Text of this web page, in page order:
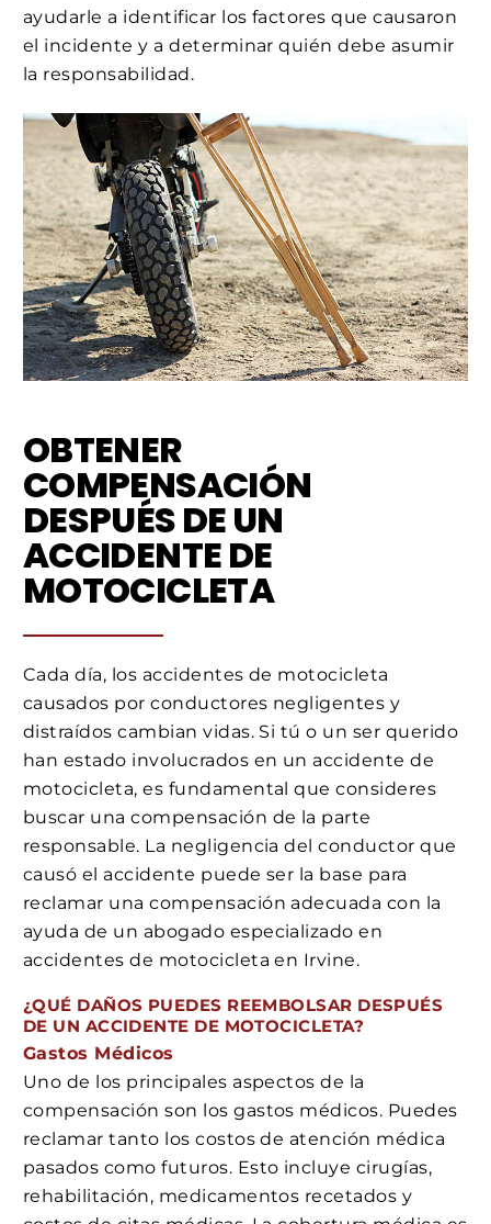
ayudarle a identificar los factores que causaron
el incidente y a determinar quién debe asumir
la responsabilidad.
OBTENER
COMPENSACIÓN
DESPUÉS DE UN
ACCIDENTE DE
MOTOCICLETA
Cada día, los accidentes de motocicleta
causados por conductores negligentes y
distraídos cambian vidas. Si tú o un ser querido
han estado involucrados en un accidente de
motocicleta, es fundamental que consideres
buscar una compensación de la parte
responsable. La negligencia del conductor que
causó el accidente puede ser la base para
reclamar una compensación adecuada con la
ayuda de un abogado especializado en
accidentes de motocicleta en Irvine.
¿QUÉ DAÑOS PUEDES REEMBOLSAR DESPUÉS
DE UN ACCIDENTE DE MOTOCICLETA?
Gastos Médicos
Uno de los principales aspectos de la
compensación son los gastos médicos. Puedes
reclamar tanto los costos de atención médica
pasados como futuros. Esto incluye cirugías,
rehabilitación, medicamentos recetados y